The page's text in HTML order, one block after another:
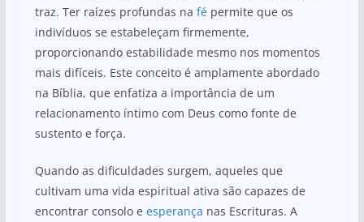
traz. Ter raízes profundas na fépermite que os
indivíduos se estabeleçam firmemente,
proporcionando estabilidade mesmo nos momentos
mais difíceis. Este conceito é amplamente abordado
na Bíblia, que enfatiza a importância de um
relacionamento íntimo com Deus como fonte de
sustento e força.
Quando as dificuldades surgem, aqueles que
cultivam uma vida espiritual ativa são capazes de
encontrar consolo e esperança nas Escrituras. A